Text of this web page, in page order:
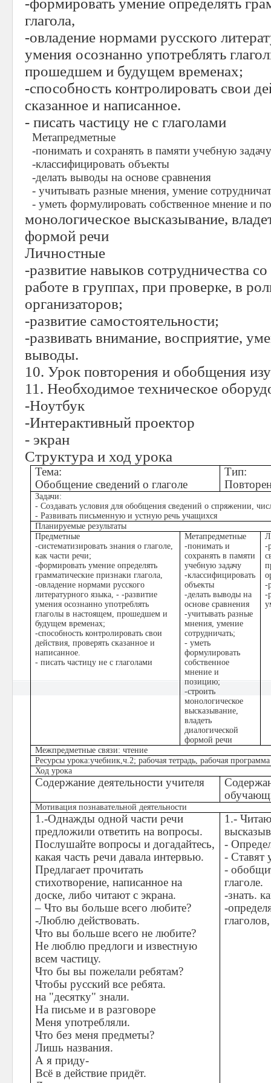
глагола,
-овладение нормами русского
умения осознанно употреблять
прошедшем и будущем временах;
-способность контролировать свои
сказанное и написанное.
- писать частицу не с глаголами
Метапредметные
-понимать и сохранять в памяти учебную задачу
-классифицировать объекты
-делать выводы на основе сравнения
- учитывать разные мнения, умение
- уметь формулировать собственное мнение и
монологическое высказывание,
формой речи
Личностные
-развитие навыков сотрудничества
работе в группах, при проверке, в
организаторов;
-развитие самостоятельности;
-развивать внимание, восприятие,
выводы.
10. Урок повторения и обобщения
11. Необходимое техническое
-Ноутбук
-Интерактивный проектор
- экран
Структура и ход урока
Тема:
Обобщение сведений о глаголе
Тип:
Задачи:
- Создавать условия для обобщения сведений о спряжении,
- Развивать письменную и устную речь учащихся
Планируемые результаты
Предметные
-систематизировать знания о глаголе,
как части речи;
-формировать умение определять
грамматические признаки глагола,
-овладение нормами русского
литературного языка, - -развитие
умения осознанно употреблять
глаголы в настоящем, прошедшем и
будущем временах;
-способность контролировать свои
действия, проверять сказанное и
написанное.
- писать частицу не с глаголами
Метапредметные
-понимать и
сохранять в памяти
учебную задачу
-классифицировать
объекты
-делать выводы на
основе сравнения
-учитывать разные
мнения, умение
сотрудничать;
- уметь
формулировать
собственное
мнение и
позицию;
-строить
монологическое
высказывание,
владеть
диалогической
формой речи
-
-
-
Межпредметные связи: чтение
Ресурсы урока:учебник,ч.2; рабочая тетрадь, рабочая программа
Ход урока
Содержание деятельности учителя
Мотивация познавательной деятельности
1.-Однажды одной части речи
предложили ответить на вопросы.
Послушайте вопросы и догадайтесь,
какая часть речи давала интервью.
Предлагает прочитать
стихотворение, написанное на
доске, либо читают с экрана.
– Что вы больше всего любите?
-Люблю действовать.
Что вы больше всего не любите?
Не люблю предлоги и известную
всем частицу.
Что бы вы пожелали ребятам?
Чтобы русский все ребята.
на "десятку" знали.
На письме и в разговоре
Меня употребляли.
Что без меня предметы?
Лишь названия.
А я приду-
Всё в действие придёт.
1.-
-
- Ставят
-
глаголе.
-знать.
-
глаголов,